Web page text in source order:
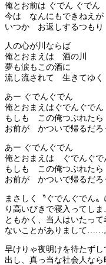
俺とお前は ぐでん ぐでん
今は なんにもできねえが
いつか お返しするつもり
人の心が川ならば
俺とおまえは 酒の川
夢も涙もこの酒に
流し流されて 生きてゆく
あー ぐでんぐでん
俺とおまえはぐでんぐでん
もしも この俺つぶれたら
お前が かついで帰るだろ
あー ぐでんぐでん
俺とおまえは ぐでんぐで
もしも この俺つぶれたら
お前が かついで帰るだろ
まさしく〝ぐでんぐでん
り高いびきで寝入ってし
ともかく、当人はいたっ
ないことがありまして……
早けりゃ夜明けを待たず
出し、真っ当な社会人な